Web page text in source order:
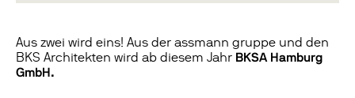
Aus zwei wird eins! Aus der assmann gruppe und den
BKS Architekten wird ab diesem Jahr BKSA Hamburg
GmbH.